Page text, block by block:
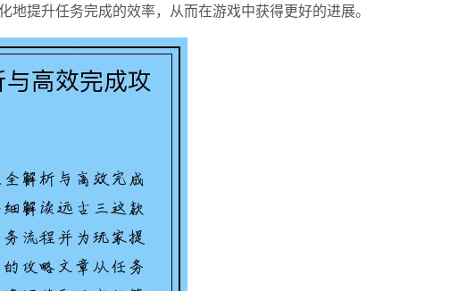
提升任务完成的效率，从而在游戏中获得更好的进展。